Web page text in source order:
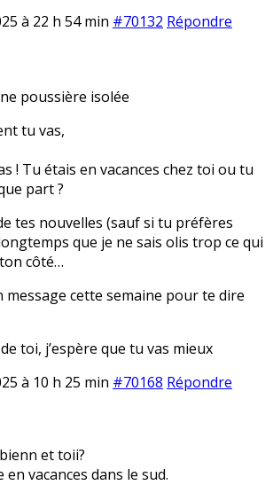
à 22 h 54 min #70132 Répondre
poussière isolée
tu vas,
! Tu étais en vacances chez toi ou tu
part ?
tes nouvelles (sauf si tu préfères
que je ne sais olis trop ce qui
côté…
message cette semaine pour te dire
toi, j’espère que tu vas mieux
à 10 h 25 min #70168 Répondre
et toii?
en vacances dans le sud.